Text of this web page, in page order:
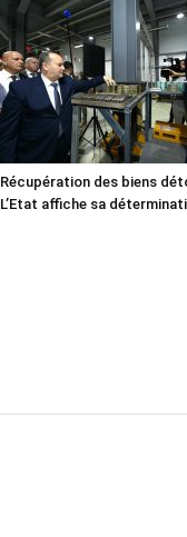
Récupération des biens
L’Etat affiche sa